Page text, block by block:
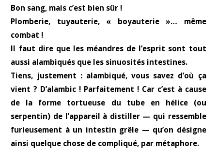
Bon sang, mais c’est bien sûr !
Plomberie, tuyauterie, « boyauterie »… même
combat !
Il faut dire que les méandres de l’esprit sont tout
aussi alambiqués que les sinuosités intestines.
Tiens, justement : alambiqué, vous savez d’où ça
vient ? D’alambic ! Parfaitement ! Car c’est à cause
de la forme tortueuse du tube en hélice (ou
serpentin) de l’appareil à distiller — qui ressemble
furieusement à un intestin grêle — qu’on désigne
ainsi quelque chose de compliqué, par métaphore.